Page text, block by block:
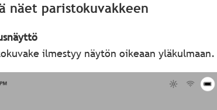
näet paristokuvakkeen
ilmestyy näytön oikeaan yläkulmaan.